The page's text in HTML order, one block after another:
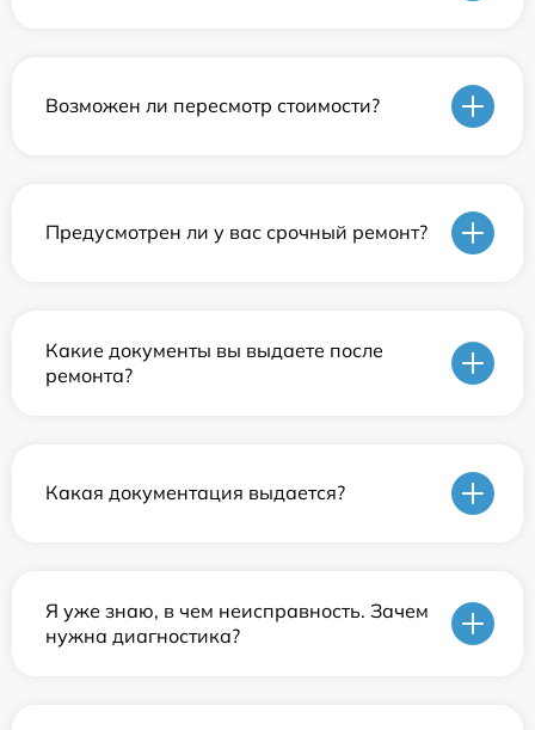
Возможен ли пересмотр стоимости?
Предусмотрен ли у вас срочный ремонт?
Какие документы вы выдаете после
ремонта?
Какая документация выдается?
Я уже знаю, в чем неисправность. Зачем
нужна диагностика?